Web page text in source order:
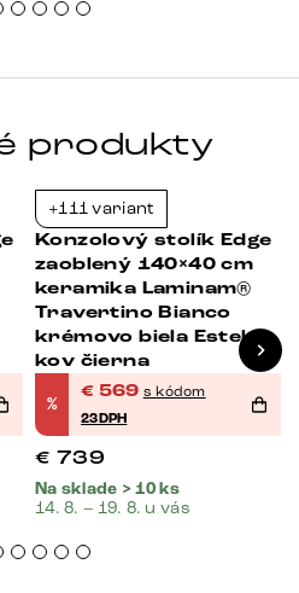
produkty
+111 variant
Konzolový stolík Edge
zaoblený 140×40 cm
keramika Laminam®
Travertino Bianco
krémovo biela Estelo
kov čierna
%
€ 569 s kódom
23DPH
€ 739
Na sklade > 10 ks
14. 8. – 19. 8. u vás